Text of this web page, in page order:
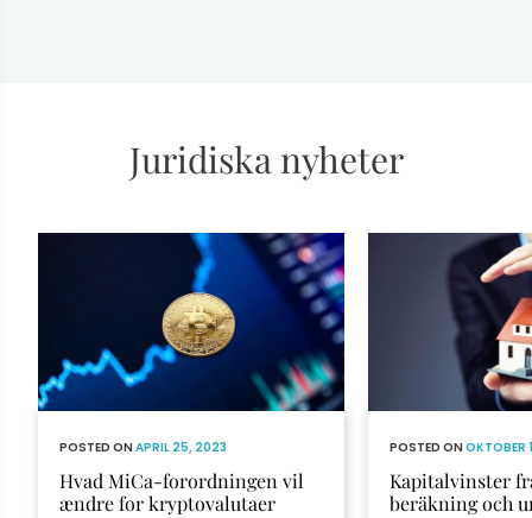
Juridiska nyheter
POSTED ONAPRIL 25, 2023
Hvad MiCa-forordningen vil
ændre for kryptovalutaer
POSTED ONOKTOBER
Kapitalvinster
beräkning och